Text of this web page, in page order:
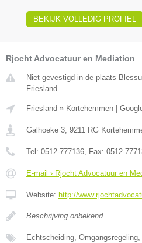
BEKIJK VOLLEDIG PROFIEL
Rjocht Advocatuur en Mediation
Niet gevestigd in de plaats
Friesland.
Friesland » Kortehemmen
Galhoeke 3, 9211 RG
Tel: 0512-777136, Fax: 0512-
E-mail › Rjocht Advocatuur en
Website: http://
Beschrijving onbekend
Echtscheiding,